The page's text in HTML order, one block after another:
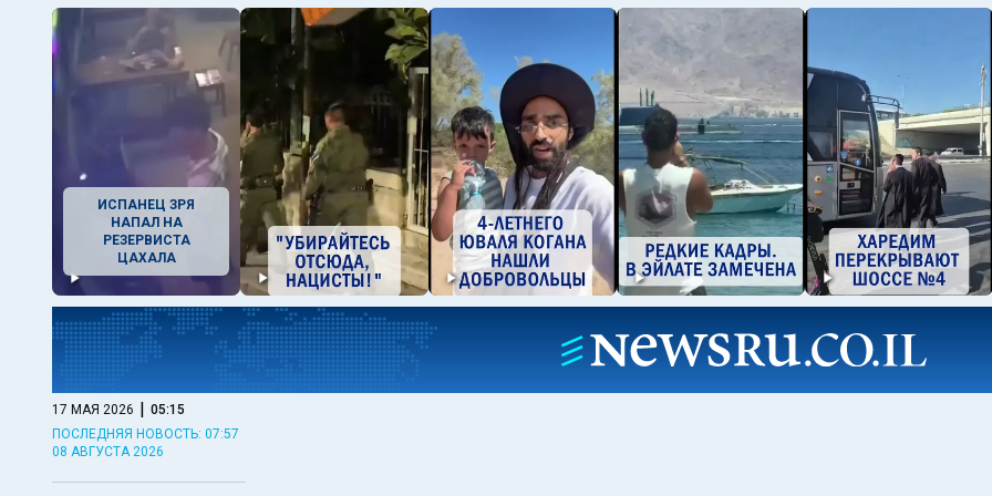
ИСПАНЕЦ ЗРЯ
НАПАЛ НА
РЕЗЕРВИСТА
ЦАХАЛА
17 МАЯ 2026 | 05:15
ПОСЛЕДНЯЯ НОВОСТЬ: 07:57
08 АВГУСТА 2026